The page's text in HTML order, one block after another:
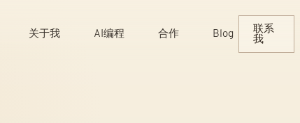
content
关于我 AI编程 合作 Blog
联系
我